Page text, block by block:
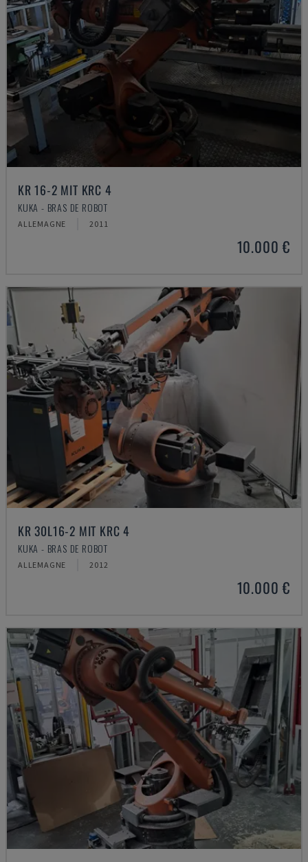
KR 16-2 MIT KRC 4
KUKA - BRAS DE ROBOT
ALLEMAGNE 2011
10.000 €
KR 30L16-2 MIT KRC 4
KUKA - BRAS DE ROBOT
ALLEMAGNE 2012
10.000 €